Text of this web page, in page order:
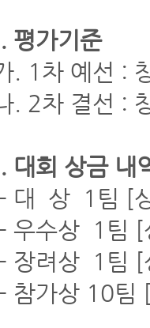
평가기준
. 1차 예선 :
. 2차 결선 :
대회 상금
- 대 상 1팀 [
- 우수상 1팀 [
- 장려상 1팀 [
- 참가상 10팀